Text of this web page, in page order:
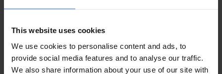
This website uses cookies
We use cookies to personalise content and ads, to
provide social media features and to analyse our traffic.
We also share information about your use of our site with
Si no puede asistir a este evento pero es algo que le
esta cumbre la próxima vez rellenando
formulario. Quién sabe, ¡quizá la próxima vez
Teltonika Tech SummIT tenga lugar justo a su lado!